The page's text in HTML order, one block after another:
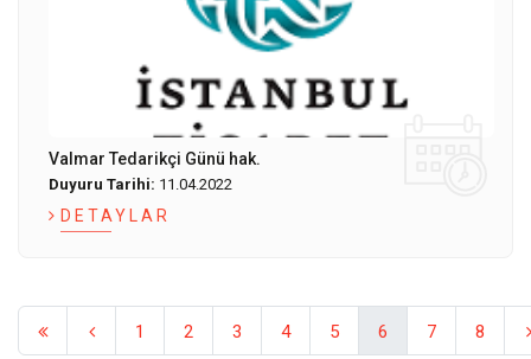
Valmar Tedarikçi Günü hak.
Duyuru Tarihi: 11.04.2022
DETAYLAR
1 2 3 4 5 6 7 8